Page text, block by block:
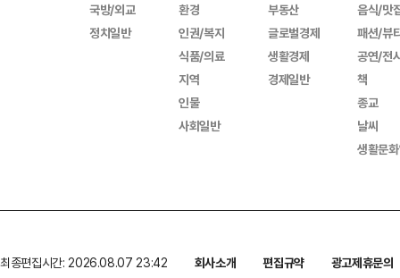
국방/외교
정치일반
환경
인권/복지
식품/의료
지역
인물
사회일반
부동산
글로벌경제
생활경제
경제일반
음식/맛
패션/뷰
공연/전
책
종교
날씨
생활문
최종편집시간: 2026.08.07 23:42 회사소개 편집규약
광고제휴문의